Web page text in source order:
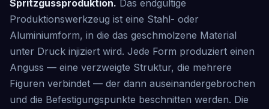
Spritzgussproduktion. Das endgültige
Produktionswerkzeug ist eine Stahl- oder
Aluminiumform, in die das geschmolzene Material
unter Druck injiziert wird. Jede Form produziert einen
Anguss — eine verzweigte Struktur, die mehrere
Figuren verbindet — der dann auseinandergebrochen
und die Befestigungspunkte beschnitten werden. Die